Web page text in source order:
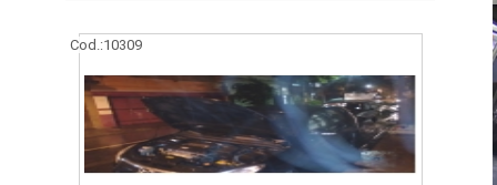
Cod.:10309